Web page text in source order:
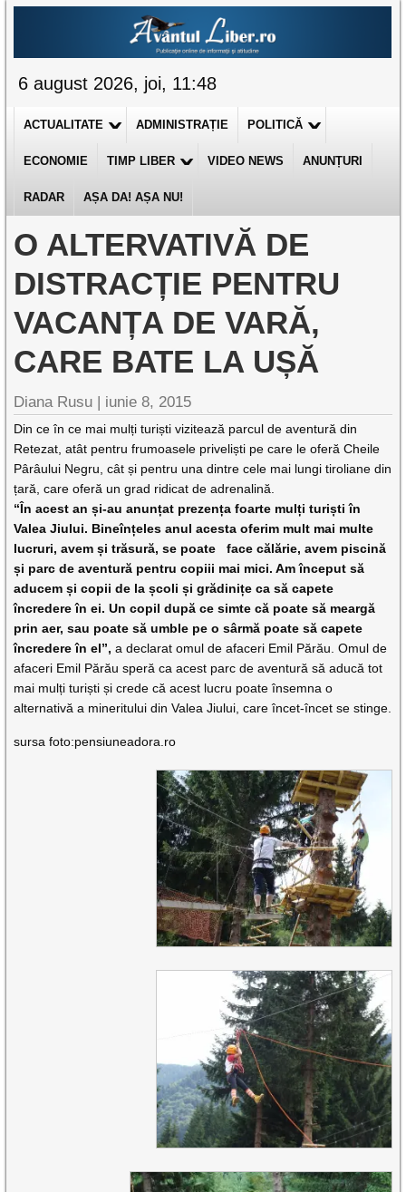
6 august 2026, joi, 11:48
ACTUALITATE ADMINISTRAȚIE POLITICĂ
ECONOMIE TIMP LIBER VIDEO NEWS ANUNȚURI
RADAR AȘA DA! AȘA NU!
O ALTERVATIVĂ DE
DISTRACȚIE PENTRU
VACANȚA DE VARĂ,
CARE BATE LA UȘĂ
Diana Rusu | iunie 8, 2015
Din ce în ce mai mulți turiști vizitează parcul de aventură din
Retezat, atât pentru frumoasele priveliști pe care le oferă Cheile
Pârâului Negru, cât și pentru una dintre cele mai lungi tiroliane din
țară, care oferă un grad ridicat de adrenalină.
“În acest an și-au anunțat prezența foarte mulți turiști în
Valea Jiului. Bineînțeles anul acesta oferim mult mai multe
lucruri, avem și trăsură, se poate face călărie, avem piscină
și parc de aventură pentru copiii mai mici. Am început să
aducem și copii de la școli și grădinițe ca să capete
încredere în ei. Un copil după ce simte că poate să meargă
prin aer, sau poate să umble pe o sârmă poate să capete
încredere în el”,a declarat omul de afaceri Emil Părău. Omul de
afaceri Emil Părău speră ca acest parc de aventură să aducă tot
mai mulți turiști și crede că acest lucru poate însemna o
alternativă a mineritului din Valea Jiului, care încet-încet se stinge.
sursa foto:pensiuneadora.ro